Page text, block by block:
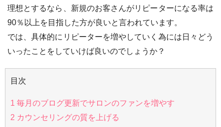
理想とするなら、新規のお客さんがリピーターになる率は
90％以上を目指した方が良いと言われています。
では、具体的にリピーターを増やしていく為には日々どう
いったことをしていけば良いのでしょうか？
目次
1 毎月のブログ更新でサロンのファンを増やす
2 カウンセリングの質を上げる